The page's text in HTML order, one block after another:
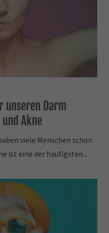
unseren Darm
Akne
viele Menschen schon
ist eine der häufigsten...